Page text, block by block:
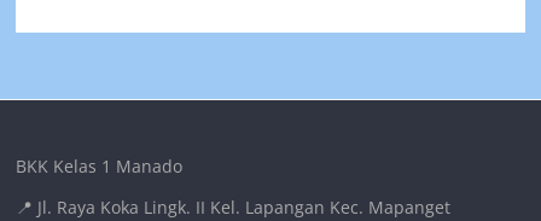
BKK Kelas 1 Manado
📍 Jl. Raya Koka Lingk. II Kel. Lapangan Kec. Mapanget